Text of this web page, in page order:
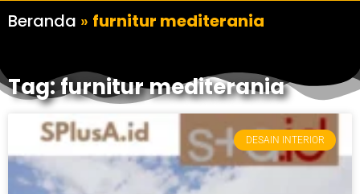
Beranda » furnitur mediterania
Tag: furnitur mediterania
DESAIN INTERIOR